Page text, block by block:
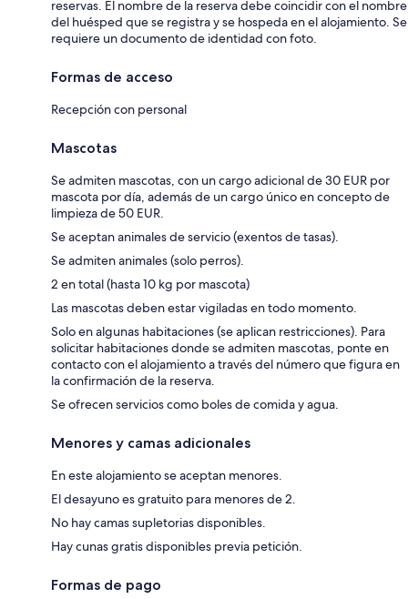
reservas. El nombre de la reserva debe coincidir con el nombre
del huésped que se registra y se hospeda en el alojamiento. Se
requiere un documento de identidad con foto.
Formas de acceso
Recepción con personal
Mascotas
Se admiten mascotas, con un cargo adicional de 30 EUR por
mascota por día, además de un cargo único en concepto de
limpieza de 50 EUR.
Se aceptan animales de servicio (exentos de tasas).
Se admiten animales (solo perros).
2 en total (hasta 10 kg por mascota)
Las mascotas deben estar vigiladas en todo momento.
Solo en algunas habitaciones (se aplican restricciones). Para
solicitar habitaciones donde se admiten mascotas, ponte en
contacto con el alojamiento a través del número que figura en
la confirmación de la reserva.
Se ofrecen servicios como boles de comida y agua.
Menores y camas adicionales
En este alojamiento se aceptan menores.
El desayuno es gratuito para menores de 2.
No hay camas supletorias disponibles.
Hay cunas gratis disponibles previa petición.
Formas de pago